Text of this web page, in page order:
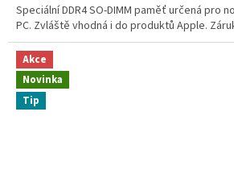
Speciální DDR4 SO-DIMM paměť určená pro
PC. Zvláště vhodná i do produktů Apple.
Akce
Novinka
Tip